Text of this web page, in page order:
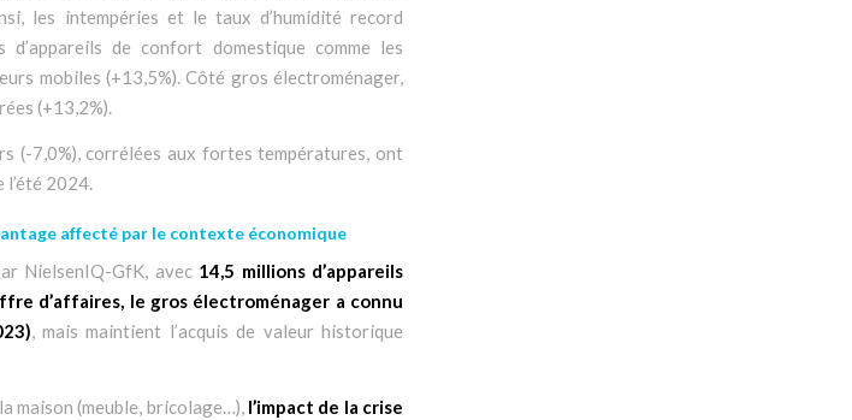
les intempéries et le taux d’humidité record
de confort domestique comme les
mobiles (+13,5%). Côté gros électroménager,
(+13,2%).
(-7,0%), corrélées aux fortes températures, ont
l’été 2024.
affecté par le contexte économique
NielsenIQ-GfK, avec 14,5 millions d’appareils
d’affaires, le gros électroménager a connu
, mais maintient l’acquis de valeur historique
maison (meuble, bricolage…), l’impact de la crise